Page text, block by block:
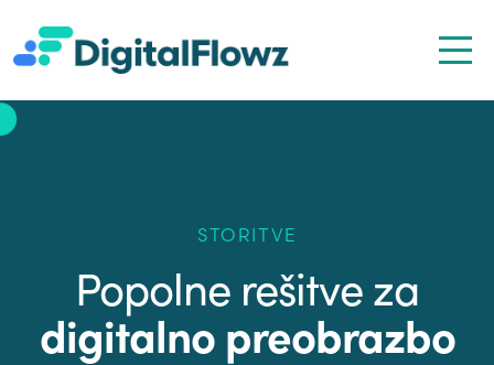
STORITVE
Popolne rešitve za
digitalno preobrazbo